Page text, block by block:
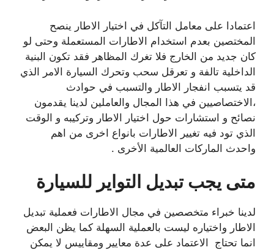
اعتمادا على معامل التآكل في اختيار الاطار ينصح
المختصين بعدم استخدام الاطارات المستعملة وحتى لو
كان جديد من الخارج فلا تغرك المظاهر فقد تكون البنية
الداخلية تالفة و تعرقل سحب وتحرك السيارة الامر الذي
قد يتسبب انفجار الاطار والتسبب في حوادث
،الاختصاصيين في هذا المجال والعاملين لدينا يقدمون
نصائح و استشارات حول اختيار الاطار وتركيبه و الوقت
الذي تود فيه تغيير الاطارات بانواع اخرى من اهم
واحدث الماركات العالمية الأخرى .
متى يجب تبديل التواير للسيارة
لدينا خبراء متخصصين في مجال الاطارات فعملية تبديل
الاطار واختياره ليست بالعملية السهلة كما يظن البعض
انما تحتاج الاعتماد على عدة معايير ومقاييس لا يمكن